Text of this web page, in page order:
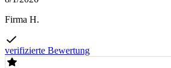
Firma H.
verifizierte Bewertung